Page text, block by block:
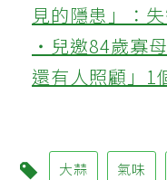
見的隱患」：
‧兒邀84歲寡
還有人照顧」1
大蒜 氣味